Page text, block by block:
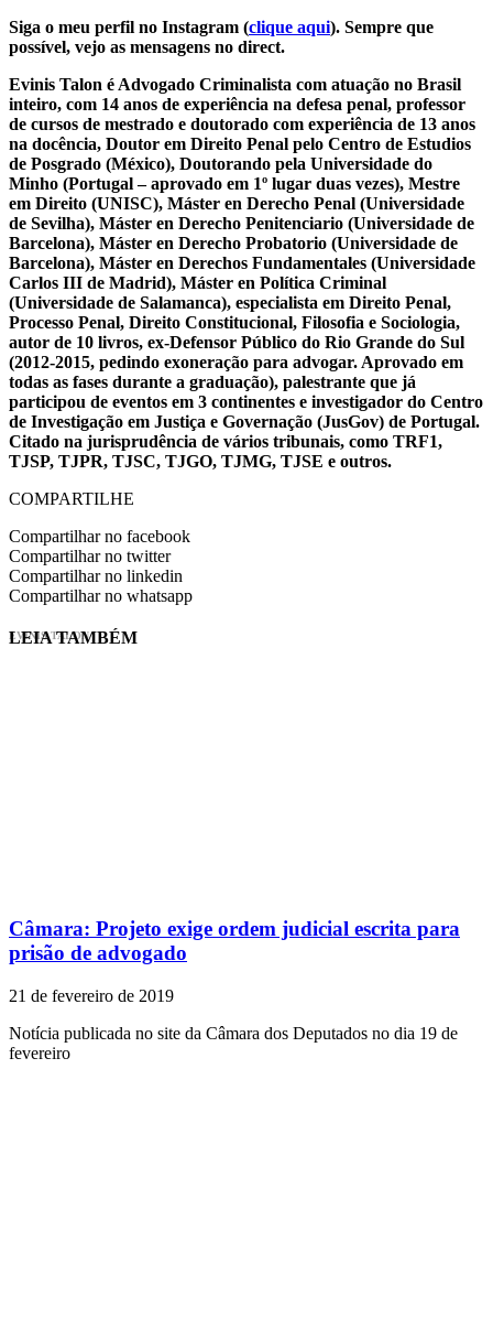
Siga o meu perfil no Instagram (clique aqui). Sempre que
possível, vejo as mensagens no direct.
Evinis Talon é Advogado Criminalista com atuação no Brasil
inteiro, com 14 anos de experiência na defesa penal, professor
de cursos de mestrado e doutorado com experiência de 13 anos
na docência, Doutor em Direito Penal pelo Centro de Estudios
de Posgrado (México), Doutorando pela Universidade do
Minho (Portugal – aprovado em 1º lugar duas vezes), Mestre
em Direito (UNISC), Máster en Derecho Penal (Universidade
de Sevilha), Máster en Derecho Penitenciario (Universidade de
Barcelona), Máster en Derecho Probatorio (Universidade de
Barcelona), Máster en Derechos Fundamentales (Universidade
Carlos III de Madrid), Máster en Política Criminal
(Universidade de Salamanca), especialista em Direito Penal,
Processo Penal, Direito Constitucional, Filosofia e Sociologia,
autor de 10 livros, ex-Defensor Público do Rio Grande do Sul
(2012-2015, pedindo exoneração para advogar. Aprovado em
todas as fases durante a graduação), palestrante que já
participou de eventos em 3 continentes e investigador do Centro
de Investigação em Justiça e Governação (JusGov) de Portugal.
Citado na jurisprudência de vários tribunais, como TRF1,
TJSP, TJPR, TJSC, TJGO, TJMG, TJSE e outros.
COMPARTILHE
Compartilhar no facebook
Compartilhar no twitter
Compartilhar no linkedin
Compartilhar no whatsapp
EVINIS TALON
LEIA TAMBÉM
Câmara: Projeto exige ordem judicial escrita para
prisão de advogado
21 de fevereiro de 2019
Notícia publicada no site da Câmara dos Deputados no dia 19 de
fevereiro